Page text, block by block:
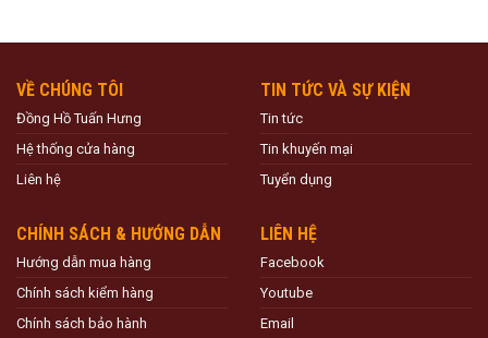
VỀ CHÚNG TÔI
Đồng Hồ Tuấn Hưng
Hệ thống cửa hàng
Liên hệ
TIN TỨC VÀ SỰ KIỆN
Tin tức
Tin khuyến mại
Tuyển dụng
CHÍNH SÁCH & HƯỚNG DẪN
Hướng dẫn mua hàng
Chính sách kiểm hàng
Chính sách bảo hành
LIÊN HỆ
Facebook
Youtube
Email